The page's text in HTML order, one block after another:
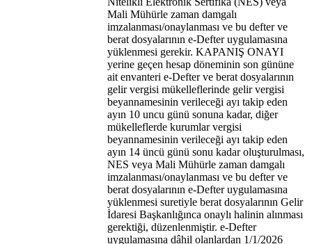
Mali Mühürle zaman damgalı
imzalanması/onaylanması ve bu defter ve
berat dosyalarının e-Defter uygulamasına
yüklenmesi gerekir. KAPANIŞ ONAYI
yerine geçen hesap döneminin son gününe
ait envanteri e-Defter ve berat dosyalarının
gelir vergisi mükelleflerinde gelir vergisi
beyannamesinin verileceği ayı takip eden
ayın 10 uncu günü sonuna kadar, diğer
mükelleflerde kurumlar vergisi
beyannamesinin verileceği ayı takip eden
ayın 14 üncü günü sonu kadar oluşturulması,
NES veya Mali Mühürle zaman damgalı
imzalanması/onaylanması ve bu defter ve
berat dosyalarının e-Defter uygulamasına
yüklenmesi suretiyle berat dosyalarının Gelir
İdaresi Başkanlığınca onaylı halinin alınması
gerektiği, düzenlenmiştir. e-Defter
uygulamasına dâhil olanlardan 1/1/2026